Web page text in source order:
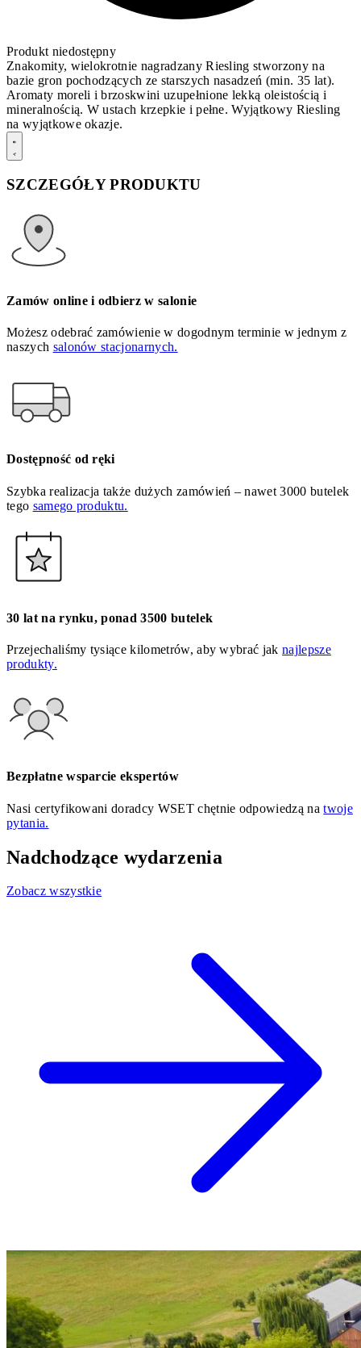
Produkt niedostępny
Znakomity, wielokrotnie nagradzany Riesling stworzony na
bazie gron pochodzących ze starszych nasadzeń (min. 35 lat).
Aromaty moreli i brzoskwini uzupełnione lekką oleistością i
mineralnością. W ustach krzepkie i pełne. Wyjątkowy Riesling
na wyjątkowe okazje.
SZCZEGÓŁY PRODUKTU
Zamów online i odbierz w salonie
Możesz odebrać zamówienie w dogodnym terminie w jednym z
naszych salonów stacjonarnych.
Dostępność od ręki
Szybka realizacja także dużych zamówień – nawet 3000 butelek
tego samego produktu.
30 lat na rynku, ponad 3500 butelek
Przejechaliśmy tysiące kilometrów, aby wybrać jaknajlepsze
produkty.
Bezpłatne wsparcie ekspertów
Nasi certyfikowani doradcy WSET chętnie odpowiedzą natwoje
pytania.
Nadchodzące wydarzenia
Zobacz wszystkie